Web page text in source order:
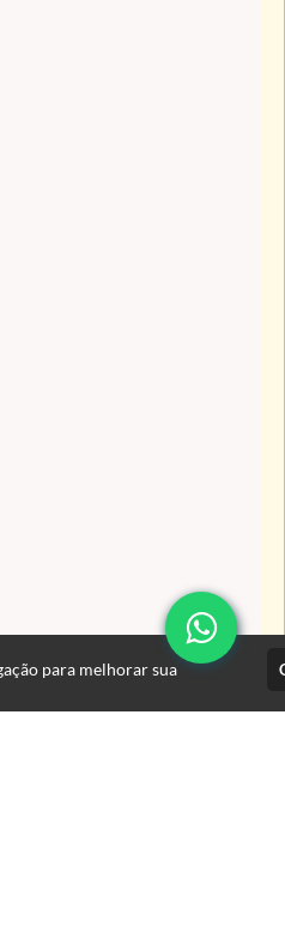
para melhorar sua